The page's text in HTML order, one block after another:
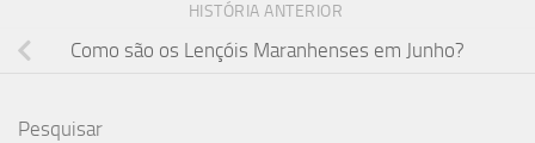
HISTÓRIA ANTERIOR
Como são os Lençóis Maranhenses em Junho?
Pesquisar